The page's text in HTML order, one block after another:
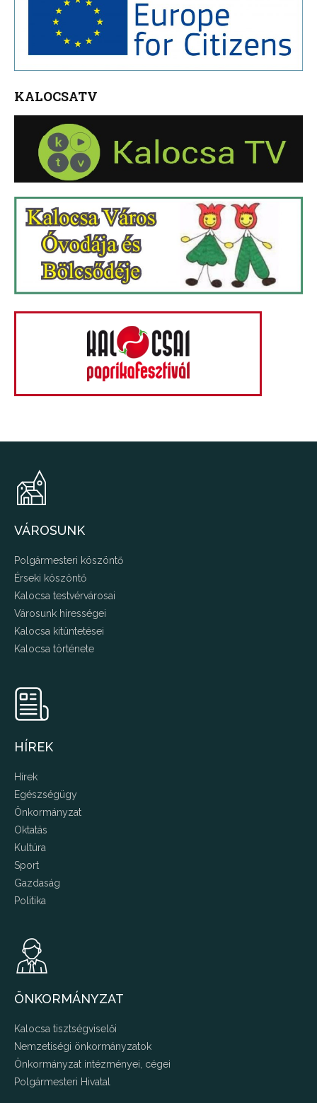
KALOCSATV
VÁROSUNK
Polgármesteri köszöntő
Érseki köszöntő
Kalocsa testvérvárosai
Városunk hírességei
Kalocsa kitüntetései
Kalocsa története
HÍREK
Hírek
Egészségügy
Önkormányzat
Oktatás
Kultúra
Sport
Gazdaság
Politika
ÖNKORMÁNYZAT
Kalocsa tisztségviselői
Nemzetiségi önkormányzatok
Önkormányzat intézményei, cégei
Polgármesteri Hivatal